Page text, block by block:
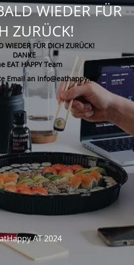
WIEDER FÜR
ZURÜCK!
WIEDER FÜR DICH ZURÜCK!
DANKE
EAT HAPPY Team
Email an info@eathappy.at
AT 2024